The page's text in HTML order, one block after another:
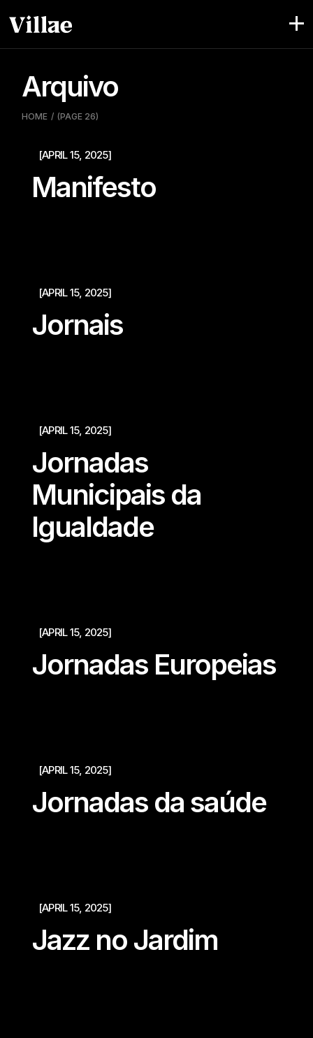
para
Arquivo
HOME (PAGE 26)
[APRIL 15, 2025]
Manifesto
[APRIL 15, 2025]
Jornais
[APRIL 15, 2025]
Jornadas
Municipais da
Igualdade
[APRIL 15, 2025]
Jornadas Europeias
[APRIL 15, 2025]
Jornadas da saúde
[APRIL 15, 2025]
Jazz no Jardim